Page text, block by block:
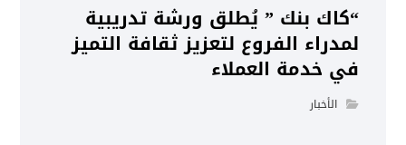
“كاك بنك ” يُطلق ورشة تدريبية
لمدراء الفروع لتعزيز ثقافة التميز
في خدمة العملاء
الأخبار